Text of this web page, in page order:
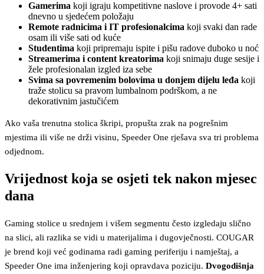
Gamerima koji igraju kompetitivne naslove i provode 4+ sati
dnevno u sjedećem položaju
Remote radnicima i IT profesionalcima koji svaki dan rade
osam ili više sati od kuće
Studentima koji pripremaju ispite i pišu radove duboko u noć
Streamerima i content kreatorima koji snimaju duge sesije i
žele profesionalan izgled iza sebe
Svima sa povremenim bolovima u donjem dijelu leđa koji
traže stolicu sa pravom lumbalnom podrškom, a ne
dekorativnim jastučićem
Ako vaša trenutna stolica škripi, propušta zrak na pogrešnim
mjestima ili više ne drži visinu, Speeder One rješava sva tri problema
odjednom.
Vrijednost koja se osjeti tek nakon mjesec
dana
Gaming stolice u srednjem i višem segmentu često izgledaju slično
na slici, ali razlika se vidi u materijalima i dugovječnosti. COUGAR
je brend koji već godinama radi gaming periferiju i namještaj, a
Speeder One ima inženjering koji opravdava poziciju. Dvogodišnja